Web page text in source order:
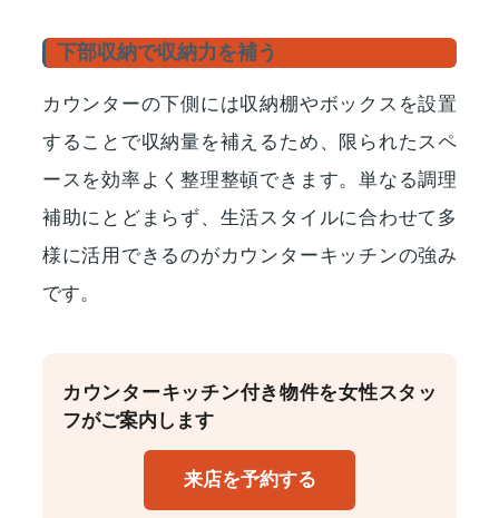
下部収納で収納力を補う
カウンターの下側には収納棚やボックスを設置
することで収納量を補えるため、限られたスペ
ースを効率よく整理整頓できます。単なる調理
補助にとどまらず、生活スタイルに合わせて多
様に活用できるのがカウンターキッチンの強み
です。
カウンターキッチン付き物件を女性スタッ
フがご案内します
来店を予約する